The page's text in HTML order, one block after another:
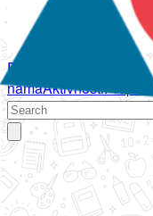
Početna
namaAktivnostiPropisi